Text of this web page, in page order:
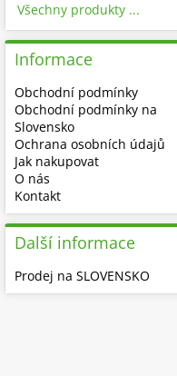
Všechny produkty ...
Informace
Obchodní podmínky
Obchodní podmínky na
Slovensko
Ochrana osobních údajů
Jak nakupovat
O nás
Kontakt
Další informace
Prodej na SLOVENSKO